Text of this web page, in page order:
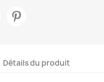
Détails du produit